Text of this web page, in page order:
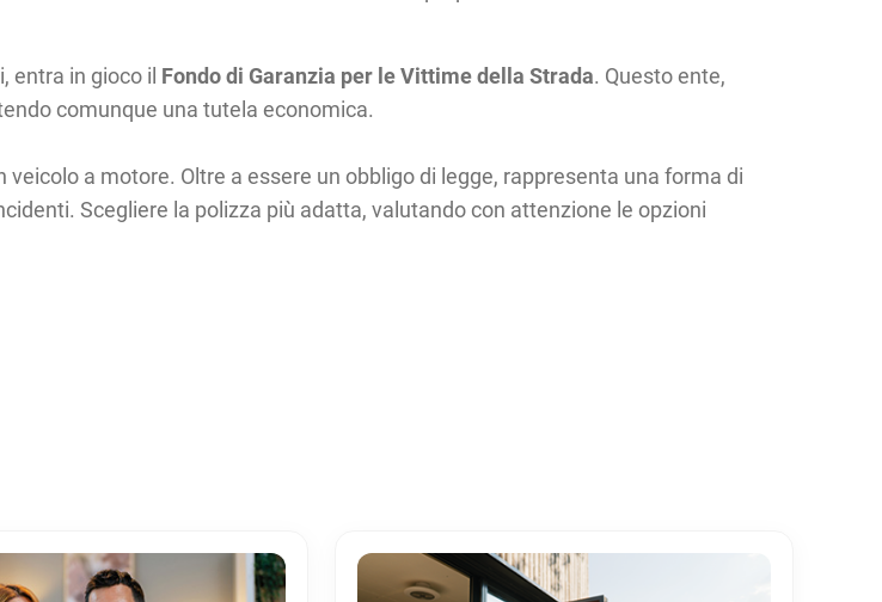
entra in gioco il Fondo di Garanzia per le Vittime della Strada. Questo ente,
comunque una tutela economica.
a motore. Oltre a essere un obbligo di legge, rappresenta una forma di
Scegliere la polizza più adatta, valutando con attenzione le opzioni